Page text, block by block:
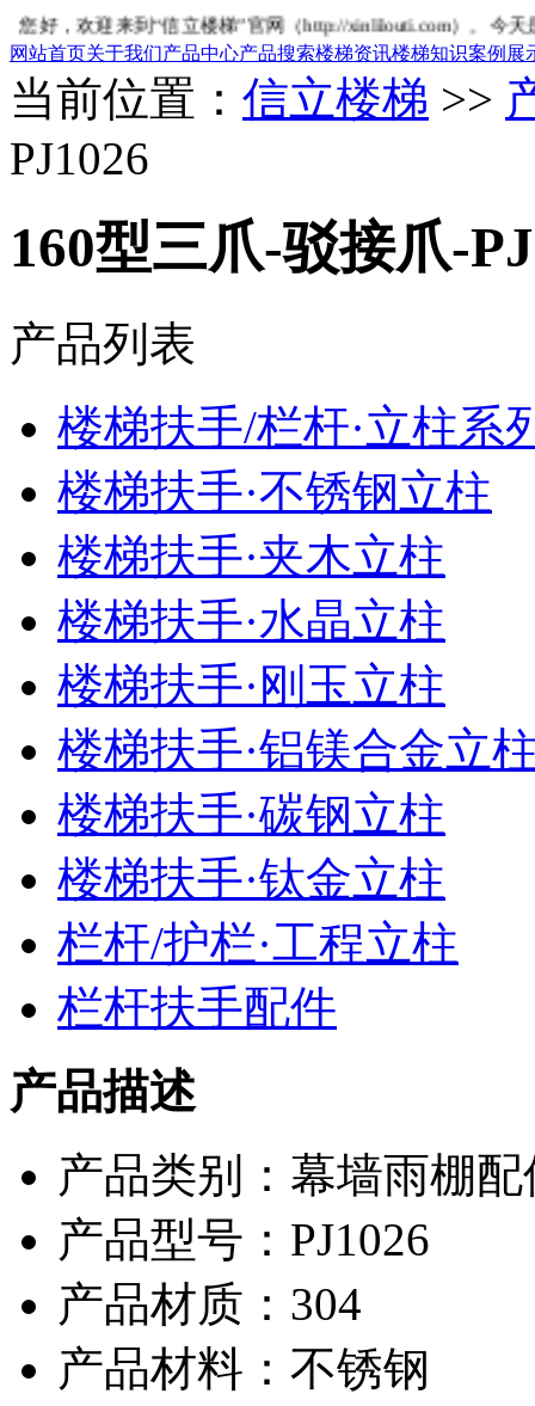
您好，欢迎来到“信立楼梯”官网（http://xinlilouti.com）。今天是
网站首页关于我们产品中心产品搜索楼梯资讯楼梯知识案例展
当前位置： 信立楼梯 >>
PJ1026
160型三爪-驳接爪-
产品列表
楼梯扶手/栏杆·立柱系
楼梯扶手·不锈钢立柱
楼梯扶手·夹木立柱
楼梯扶手·水晶立柱
楼梯扶手·刚玉立柱
楼梯扶手·铝镁合金立
楼梯扶手·碳钢立柱
楼梯扶手·钛金立柱
栏杆/护栏·工程立柱
栏杆扶手配件
产品描述
产品类别：幕墙雨棚
产品型号：PJ1026
产品材质：304
产品材料：不锈钢